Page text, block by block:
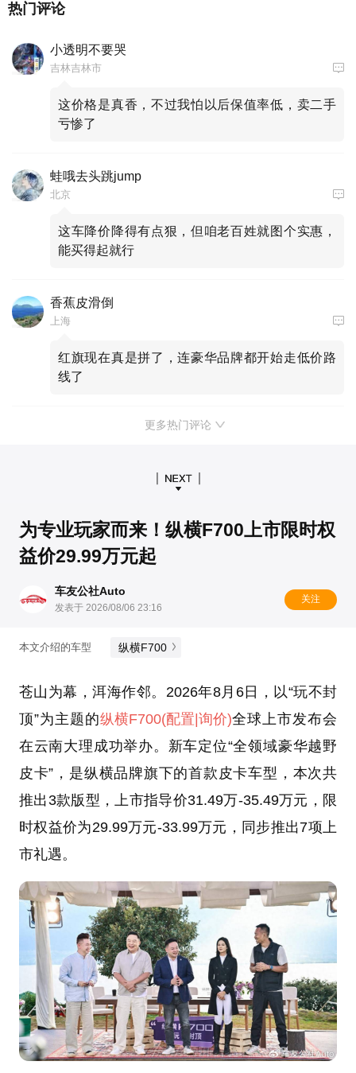
热门评论
小透明不要哭
吉林吉林市
这价格是真香，不过我怕以后保值率低，卖二手
亏惨了
蛙哦去头跳jump
北京
这车降价降得有点狠，但咱老百姓就图个实惠，
能买得起就行
香蕉皮滑倒
上海
红旗现在真是拼了，连豪华品牌都开始走低价路
线了
更多热门评论
为专业玩家而来！纵横F700上市限时权
益价29.99万元起
车友公社Auto
发表于 2026/08/06 23:16
关注
本文介绍的车型 纵横F700
苍山为幕，洱海作邻。2026年8月6日，以“玩不封
顶”为主题的纵横F700(配置|询价)全球上市发布会
在云南大理成功举办。新车定位“全领域豪华越野
皮卡”，是纵横品牌旗下的首款皮卡车型，本次共
推出3款版型，上市指导价31.49万-35.49万元，限
时权益价为29.99万元-33.99万元，同步推出7项上
市礼遇。